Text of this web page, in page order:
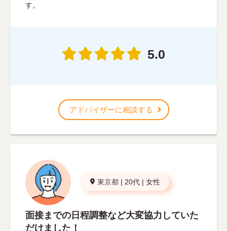
す。
5.0
アドバイザーに相談する
東京都 | 20代 | 女性
面接までの日程調整など大変協力していた
だけました！